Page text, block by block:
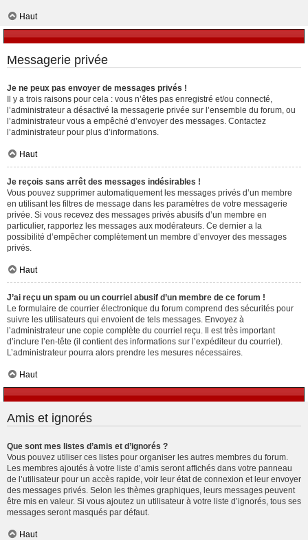
Haut
Messagerie privée
Je ne peux pas envoyer de messages privés !
Il y a trois raisons pour cela : vous n’êtes pas enregistré et/ou connecté,
l’administrateur a désactivé la messagerie privée sur l’ensemble du forum, ou
l’administrateur vous a empêché d’envoyer des messages. Contactez
l’administrateur pour plus d’informations.
Haut
Je reçois sans arrêt des messages indésirables !
Vous pouvez supprimer automatiquement les messages privés d’un membre
en utilisant les filtres de message dans les paramètres de votre messagerie
privée. Si vous recevez des messages privés abusifs d’un membre en
particulier, rapportez les messages aux modérateurs. Ce dernier a la
possibilité d’empêcher complètement un membre d’envoyer des messages
privés.
Haut
J’ai reçu un spam ou un courriel abusif d’un membre de ce forum !
Le formulaire de courrier électronique du forum comprend des sécurités pour
suivre les utilisateurs qui envoient de tels messages. Envoyez à
l’administrateur une copie complète du courriel reçu. Il est très important
d’inclure l’en-tête (il contient des informations sur l’expéditeur du courriel).
L’administrateur pourra alors prendre les mesures nécessaires.
Haut
Amis et ignorés
Que sont mes listes d’amis et d’ignorés ?
Vous pouvez utiliser ces listes pour organiser les autres membres du forum.
Les membres ajoutés à votre liste d’amis seront affichés dans votre panneau
de l’utilisateur pour un accès rapide, voir leur état de connexion et leur envoyer
des messages privés. Selon les thèmes graphiques, leurs messages peuvent
être mis en valeur. Si vous ajoutez un utilisateur à votre liste d’ignorés, tous ses
messages seront masqués par défaut.
Haut